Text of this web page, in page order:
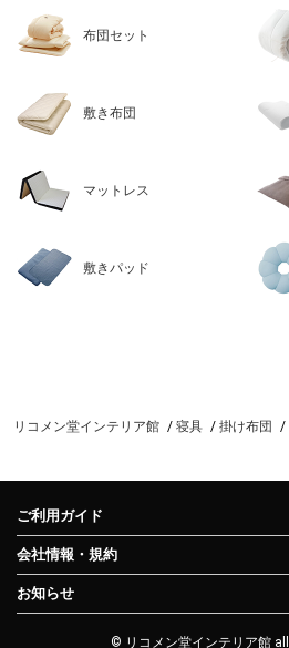
布団セット
敷き布団
マットレス
敷きパッド
リコメン堂インテリア館 寝具 掛け布団
ご利用ガイド
会社情報・規約
お知らせ
© リコメン堂インテリア館